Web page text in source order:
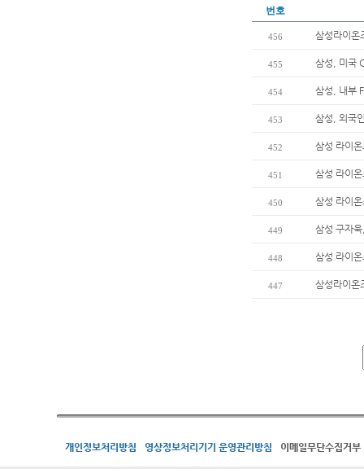
번호
456 삼성라이온
455 삼성, 미국
454 삼성, 내부
453 삼성, 외국
452 삼성 라이
451 삼성 라이
450 삼성 라이
449 삼성 구자
448 삼성 라이
447 삼성라이온
개인정보처리방침 영상정보처리기기 운영관리방침 이메일무단수집거부